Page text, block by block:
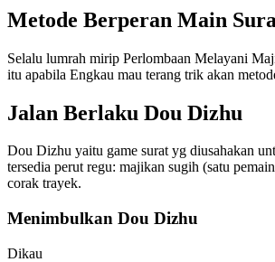
Metode Berperan Main
Selalu lumrah mirip Perlombaan Melayani
itu apabila Engkau mau terang trik akan
Jalan Berlaku Dou Dizhu
Dou Dizhu yaitu game surat yg diusahakan
tersedia perut regu: majikan sugih (satu
corak trayek.
Menimbulkan Dou Dizhu
Dikau